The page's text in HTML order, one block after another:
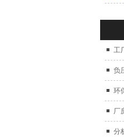
工
负
好
环
厂
么
分